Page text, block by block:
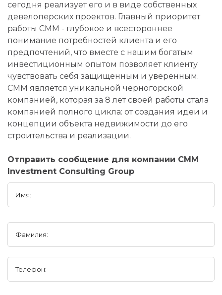
сегодня реализует его и в виде собственных
девелоперских проектов. Главный приоритет
работы CMM - глубокое и всестороннее
понимание потребностей клиента и его
предпочтений, что вместе с нашим богатым
инвестиционным опытом позволяет клиенту
чувствовать себя защищенным и уверенным.
CMM является уникальной черногорской
компанией, которая за 8 лет своей работы стала
компанией полного цикла: от создания идеи и
концепции объекта недвижимости до его
строительства и реализации.
Отправить сообщение для компании CMM
Investment Consulting Group
Имя:
Фамилия:
Телефон: